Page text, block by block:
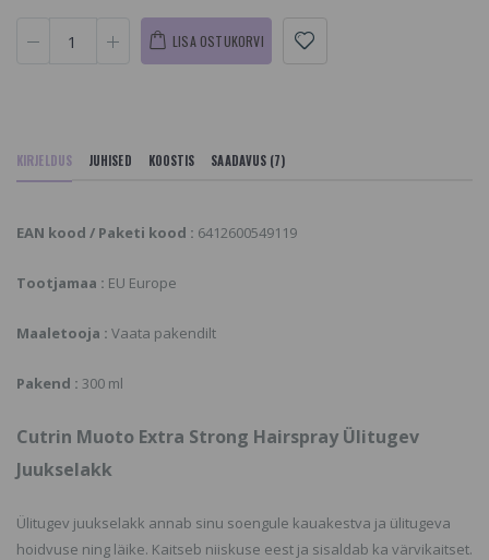
LISA OSTUKORVI
KIRJELDUS JUHISED KOOSTIS SAADAVUS (7)
EAN kood / Paketi kood : 6412600549119
Tootjamaa : EU Europe
Maaletooja : Vaata pakendilt
Pakend : 300 ml
Cutrin Muoto Extra Strong Hairspray Ülitugev
Juukselakk
Ülitugev juukselakk annab sinu soengule kauakestva ja ülitugeva
hoidvuse ning läike. Kaitseb niiskuse eest ja sisaldab ka värvikaitset.